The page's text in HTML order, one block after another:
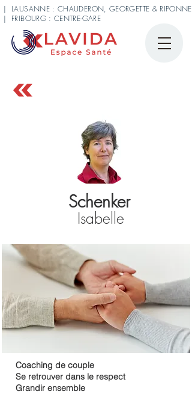
| LAUSANNE : CHAUDERON, GEORGETTE & RIPONNE
| FRIBOURG : CENTRE-GARE
Schenker
Isabelle
Coaching de couple
Se retrouver dans le respect
Grandir ensemble